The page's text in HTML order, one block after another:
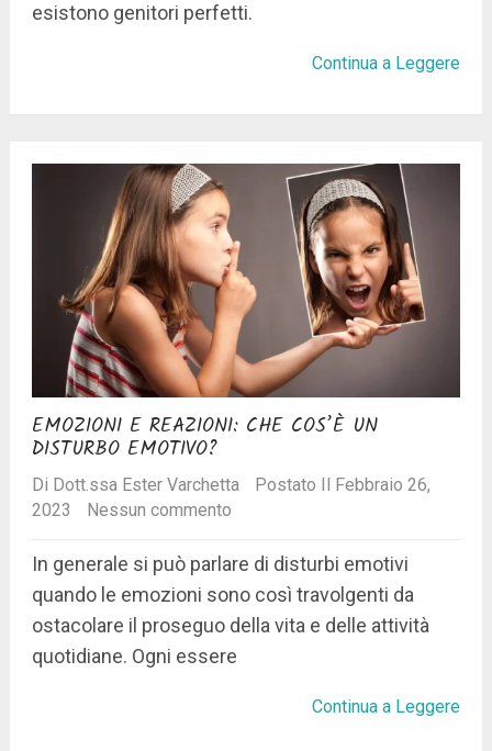
esistono genitori perfetti.
Continua a Leggere
EMOZIONI E REAZIONI: CHE COS’È UN
DISTURBO EMOTIVO?
Di Dott.ssa Ester Varchetta
Postato Il Febbraio 26,
2023
Nessun commento
In generale si può parlare di disturbi emotivi
quando le emozioni sono così travolgenti da
ostacolare il proseguo della vita e delle attività
quotidiane. Ogni essere
Continua a Leggere